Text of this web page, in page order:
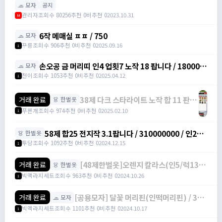
🧢 모자 공지
M 관리자조회수 80256추천 0비추천 02023.10.31
🧢 모자 6작 메매실 ㅍㅍ / 750
1 꾸릉조회수 906추천 0비추천 02025.09.16
🧢 모자 손오공 금 머리띠 인4 업횟7 노작 18 팝니다 / 180000
/ 11 / 디코 닉: cheonee7777 연락주세요
1 천이조회수 1053추천 0비추천 02025.04.12
거래 완료 👗 한벌옷 38제 다크 스타라이트 노작 합 11 판매
합니다 / 2000만원 / 인 8 럭 3 /
https://open.kakao.com/o/sVgWzifh
1 푸른개조회수 974추천 0비추천 02025.02.10
👗 한벌옷 58제 합25 전지작 3.1팝니다 / 310000000 / 인20
럭5 / 카카오톡 오픈채팅을 시작해 보세요. 링크를 선
https://open.kakao.com/o/s8SYPaie
1 투당조회수 1092추천 0비추천 02024.12.15
거래 완료 👗 한벌옷 [48제한벌옷]오렌지 칼라스(인5/럭13) /
300만 / 전행100%떡작 / 3000000 /
1 빅맥라지세트조회수 963추천 0비추천 02024.10.26
거래 완료 🧢 모자 [공용모자] 달꽃 머리핀(인떡머리핀) / 380
만 / 투지100%떡작 / 3800000 /
1 빅맥라지세트조회수 1101추천 0비추천 02024.10.17